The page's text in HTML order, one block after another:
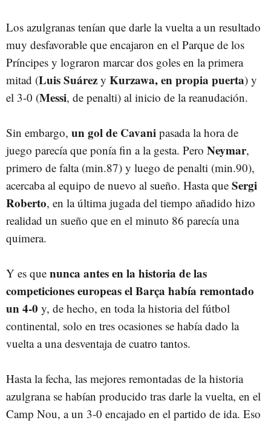
Los azulgranas tenían que darle la vuelta a un resultado
muy desfavorable que encajaron en el Parque de los
Príncipes y lograron marcar dos goles en la primera
mitad (Luis Suárez y Kurzawa, en propia puerta) y
el 3-0 (Messi, de penalti) al inicio de la reanudación.
Sin embargo, un gol de Cavani pasada la hora de
juego parecía que ponía fin a la gesta. Pero Neymar,
primero de falta (min.87) y luego de penalti (min.90),
acercaba al equipo de nuevo al sueño. Hasta que Sergi
Roberto, en la última jugada del tiempo añadido hizo
realidad un sueño que en el minuto 86 parecía una
quimera.
Y es que nunca antes en la historia de las
competiciones europeas el Barça había remontado
un 4-0 y, de hecho, en toda la historia del fútbol
continental, solo en tres ocasiones se había dado la
vuelta a una desventaja de cuatro tantos.
Hasta la fecha, las mejores remontadas de la historia
azulgrana se habían producido tras darle la vuelta, en el
Camp Nou, a un 3-0 encajado en el partido de ida. Eso